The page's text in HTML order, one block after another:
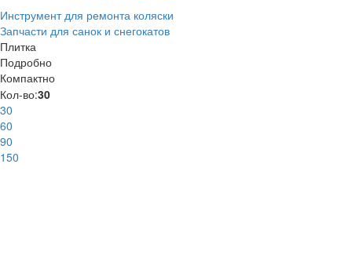
Инструмент для ремонта коляски
Запчасти для санок и снегокатов
Плитка
Подробно
Компактно
Кол-во:30
30
60
90
150